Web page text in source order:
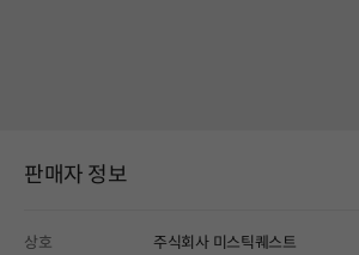
판매자 정보
상호 주식회사 미스틱퀘스트